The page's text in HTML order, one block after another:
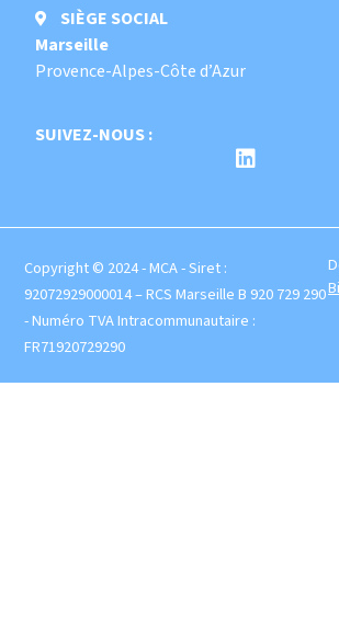
SIÈGE SOCIAL
Marseille
Provence-Alpes-Côte d’Azur
SUIVEZ-NOUS :
Copyright © 2024 - MCA - Siret :
92072929000014 – RCS Marseille B 920 729 290
- Numéro TVA Intracommunautaire :
FR71920729290